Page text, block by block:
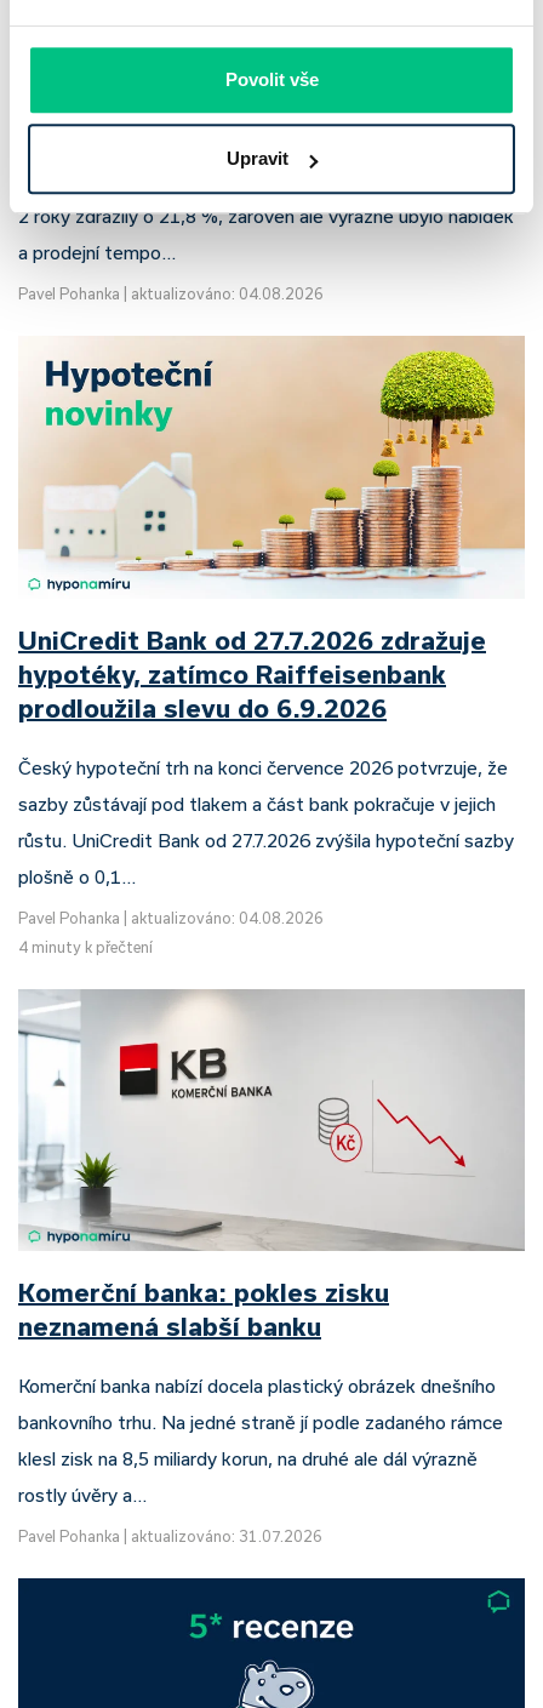
Povolit vše
Upravit
Chaty a chalupy v ČR zdražují, nabídka
klesá a trh zrychluje
2 roky zdražily o 21,8 %, zároveň ale výrazně ubylo nabídek
a prodejní tempo…
Pavel Pohanka aktualizováno: 04.08.2026
UniCredit Bank od 27.7.2026 zdražuje
hypotéky, zatímco Raiffeisenbank
prodloužila slevu do 6.9.2026
Český hypoteční trh na konci července 2026 potvrzuje, že
sazby zůstávají pod tlakem a část bank pokračuje v jejich
růstu. UniCredit Bank od 27.7.2026 zvýšila hypoteční sazby
plošně o 0,1…
Pavel Pohanka
aktualizováno: 04.08.2026
4 minuty k přečtení
Komerční banka: pokles zisku
neznamená slabší banku
Komerční banka nabízí docela plastický obrázek dnešního
bankovního trhu. Na jedné straně jí podle zadaného rámce
klesl zisk na 8,5 miliardy korun, na druhé ale dál výrazně
rostly úvěry a…
Pavel Pohanka aktualizováno: 31.07.2026